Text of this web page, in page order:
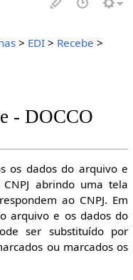
> EDI> Recebe >
- DOCCO
os dados do arquivo e
abrindo uma tela
ao CNPJ. Em
arquivo e os dados do
ser substituído por
ou marcados os